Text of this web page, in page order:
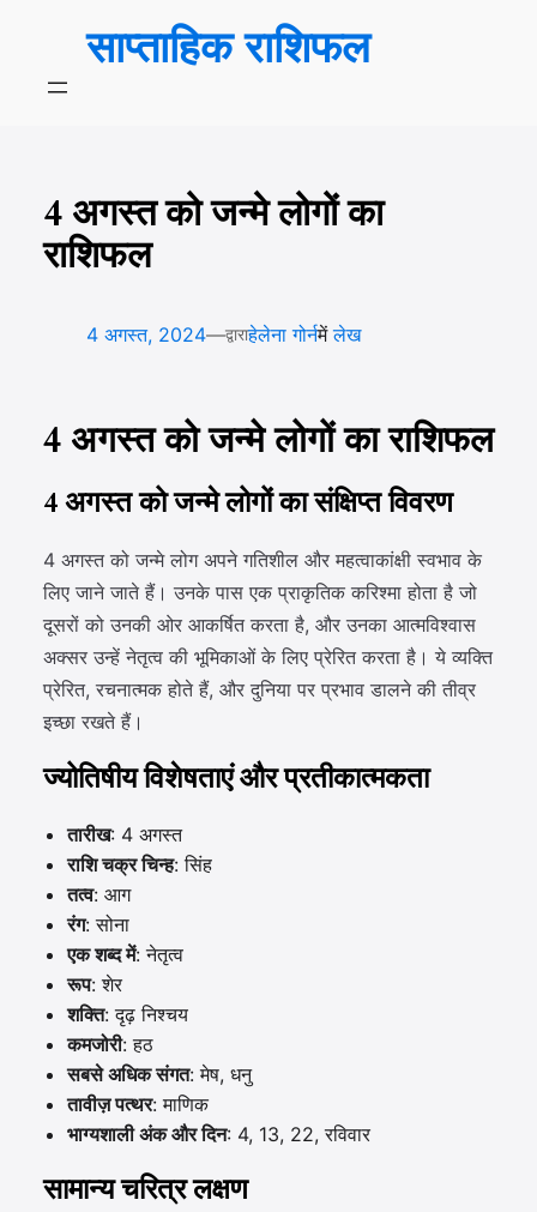
साप्ताहिक राशिफल
4 अगस्त को जन्मे लोगों का
राशिफल
4 अगस्त, 2024—द्वाराहेलेना गोर्नमेंलेख
4 अगस्त को जन्मे लोगों का राशिफल
4 अगस्त को जन्मे लोगों का संक्षिप्त विवरण
4 अगस्त को जन्मे लोग अपने गतिशील और महत्वाकांक्षी स्वभाव के
लिए जाने जाते हैं। उनके पास एक प्राकृतिक करिश्मा होता है जो
दूसरों को उनकी ओर आकर्षित करता है, और उनका आत्मविश्वास
अक्सर उन्हें नेतृत्व की भूमिकाओं के लिए प्रेरित करता है। ये व्यक्ति
प्रेरित, रचनात्मक होते हैं, और दुनिया पर प्रभाव डालने की तीव्र
इच्छा रखते हैं।
ज्योतिषीय विशेषताएं और प्रतीकात्मकता
तारीख: 4 अगस्त
राशि चक्र चिन्ह: सिंह
तत्व: आग
रंग: सोना
एक शब्द में: नेतृत्व
रूप: शेर
शक्ति: दृढ़ निश्चय
कमजोरी: हठ
सबसे अधिक संगत: मेष, धनु
तावीज़ पत्थर: माणिक
भाग्यशाली अंक और दिन: 4, 13, 22, रविवार
सामान्य चरित्र लक्षण